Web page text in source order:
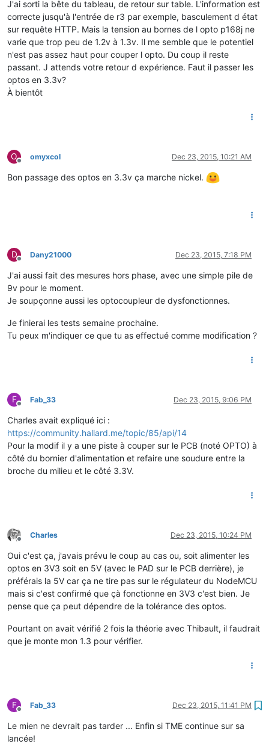
J'ai sorti la bête du tableau, de retour sur table. L'information est
correcte jusqu'à l'entrée de r3 par exemple, basculement d état
sur requête HTTP. Mais la tension au bornes de l opto p168j ne
varie que trop peu de 1.2v à 1.3v. Il me semble que le potentiel
n'est pas assez haut pour couper l opto. Du coup il reste
passant. J attends votre retour d expérience. Faut il passer les
optos en 3.3v?
À bientôt
O
Offline
omyxcol Dec 23, 2015, 10:21 AM
Bon passage des optos en 3.3v ça marche nickel.
D
Offline
Dany21000 Dec 23, 2015, 7:18 PM
J'ai aussi fait des mesures hors phase, avec une simple pile de
9v pour le moment.
Je soupçonne aussi les optocoupleur de dysfonctionnes.
Je finierai les tests semaine prochaine.
Tu peux m'indiquer ce que tu as effectué comme modification ?
F
Offline
Fab_33 Dec 23, 2015, 9:06 PM
Charles avait expliqué ici :
https://community.hallard.me/topic/85/api/14
Pour la modif il y a une piste à couper sur le PCB (noté OPTO) à
côté du bornier d'alimentation et refaire une soudure entre la
broche du milieu et le côté 3.3V.
Offline
Charles Dec 23, 2015, 10:24 PM
Oui c'est ça, j'avais prévu le coup au cas ou, soit alimenter les
optos en 3V3 soit en 5V (avec le PAD sur le PCB derrière), je
préférais la 5V car ça ne tire pas sur le régulateur du NodeMCU
mais si c'est confirmé que çà fonctionne en 3V3 c'est bien. Je
pense que ça peut dépendre de la tolérance des optos.
Pourtant on avait vérifié 2 fois la théorie avec Thibault, il faudrait
que je monte mon 1.3 pour vérifier.
F
Offline
Fab_33 Dec 23, 2015, 11:41 PM
Le mien ne devrait pas tarder ... Enfin si TME continue sur sa
lancée!